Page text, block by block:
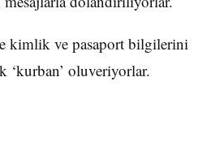
kimlik ve pasaport bilgilerini
‘kurban’ oluveriyorlar.